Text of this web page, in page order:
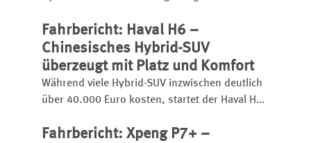
bis zu 105 Kilometer, insgesamt kann er bis zu
1.040 Kilometer weit kommen.
Fahrbericht: Haval H6 –
Chinesisches Hybrid-SUV
überzeugt mit Platz und Komfort
Während viele Hybrid-SUV inzwischen deutlich
über 40.000 Euro kosten, startet der Haval H6
Fahrbericht: Xpeng P7+ –